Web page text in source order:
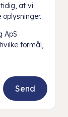
at vi
ApS
formål,